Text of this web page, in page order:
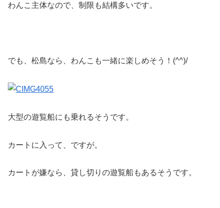
わんこ主体なので、制限も結構多いです。
でも、松島なら、わんこも一緒に楽しめそう！(^^)/
大型の遊覧船にも乗れるそうです。
カートに入って、ですが。
カートが嫌なら、貸し切りの遊覧船もあるそうです。